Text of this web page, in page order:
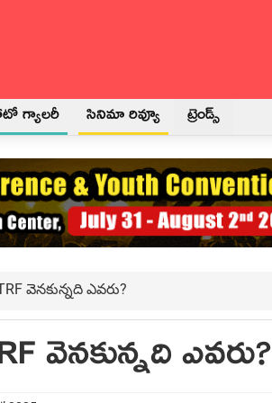
గ్యాలరీ సినిమా రివ్యూ ట్రెండ్స్
వెనకున్నది ఎవరు?
వెనకున్నది ఎవరు?